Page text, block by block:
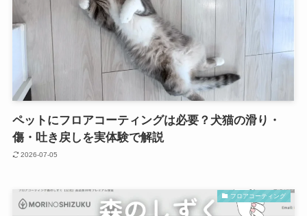
ペットにフロアコーティングは必要？犬猫の滑り・
傷・吐き戻しを実体験で解説
2026-07-05
フロアコーティング